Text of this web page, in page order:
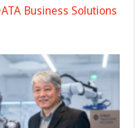
Business Solutions